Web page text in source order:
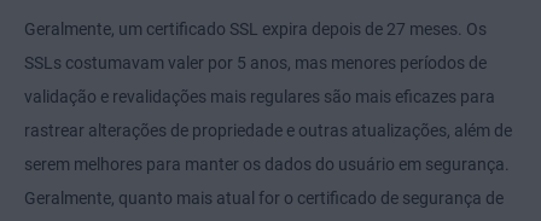
Geralmente, um certificado SSL expira depois de 27 meses. Os
SSLs costumavam valer por 5 anos, mas menores períodos de
validação e revalidações mais regulares são mais eficazes para
rastrear alterações de propriedade e outras atualizações, além de
serem melhores para manter os dados do usuário em segurança.
Geralmente, quanto mais atual for o certificado de segurança de